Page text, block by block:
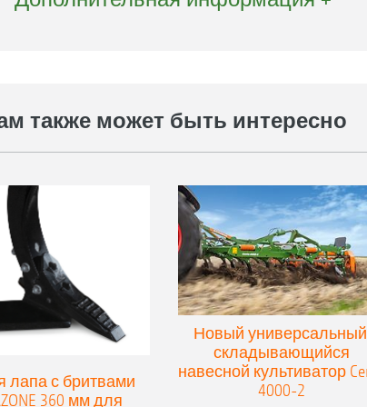
Комфортное управление машиной через
может осуществляться через ISOBUS-
Преимущества магистрали подачи с
распределительной головкой
Высокая действенность за счет
Более низкие затраты на содержание
гибкости и возможностей применения
Прецизионная работа за счет
управления
С технологией ISOBUS
также может быть интересно
лапа с бритвами
360 мм для
Новый универсальный,
складывающийся
навесной культиватор
4000-2